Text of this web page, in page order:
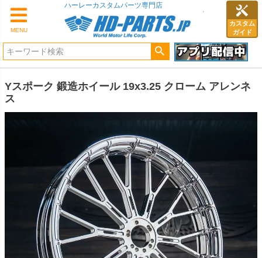
MENU
カスタム
ガイド
ハーレーカスタムパーツ専門店
Yスポーク 鍛造ホイール 19x3.25 クローム アレンネ
ス